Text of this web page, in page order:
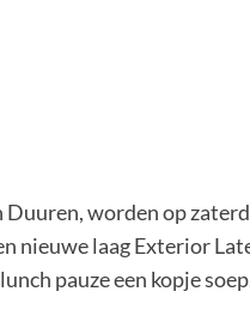
worden op
nieuwe laag Exterior
pauze een kopje